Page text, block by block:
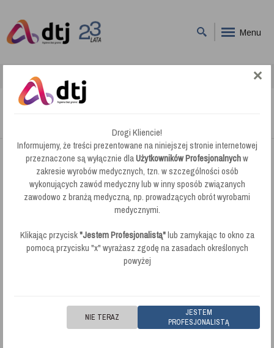
Menu
Firma DTJ oferuje profesjonalne środki czystości do prania
dywanów. W naszej ofercie znajdą Państwo chemię do
czyszczenia dywanów, która jest niezawodna i nie pozostawia
żadnych plam. Oferujemy płyny, ponieważ proszek nie jest w stanie
nasze preparaty i odplamiacze były jak najlepszej jakości.
Profesjonalna chemia to rozwiązanie nie tylko przemysłowe -
świetnie sprawdzi się także w domu.
Drogi Kliencie!
Informujemy, że treści prezentowane na niniejszej stronie internetowej
przeznaczone są wyłącznie dlaUżytkowników Profesjonalnychw
zakresie wyrobów medycznych, tzn. w szczególności osób
wykonujących zawód medyczny lub w inny sposób związanych
zawodowo z branżą medyczną, np. prowadzących obrót wyrobami
medycznymi.
Klikając przycisk"Jestem Profesjonalistą"lub zamykając to okno za
pomocą przycisku "x" wyrażasz zgodę na zasadach określonych
powyżej
JESTEM
PROFESJONALISTĄ
NIE TERAZ